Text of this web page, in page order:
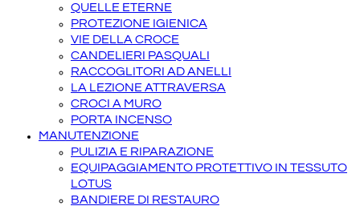
QUELLE ETERNE
PROTEZIONE IGIENICA
VIE DELLA CROCE
CANDELIERI PASQUALI
RACCOGLITORI AD ANELLI
LA LEZIONE ATTRAVERSA
CROCI A MURO
PORTA INCENSO
MANUTENZIONE
PULIZIA E RIPARAZIONE
EQUIPAGGIAMENTO PROTETTIVO IN TESSUTO
LOTUS
BANDIERE DI RESTAURO